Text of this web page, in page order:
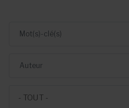
- TOUT -